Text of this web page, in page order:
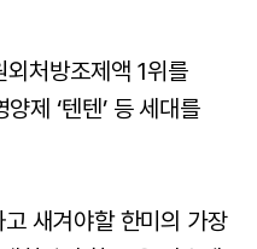
처방조제액 1위를
제 ‘텐텐’ 등 세대를
새겨야할 한미의 가장